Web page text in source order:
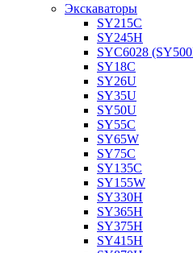
Экскаваторы
SY215C
SY245H
SYC6028
SY18C
SY26U
SY35U
SY50U
SY55C
SY65W
SY75C
SY135C
SY155W
SY330H
SY365H
SY375H
SY415H